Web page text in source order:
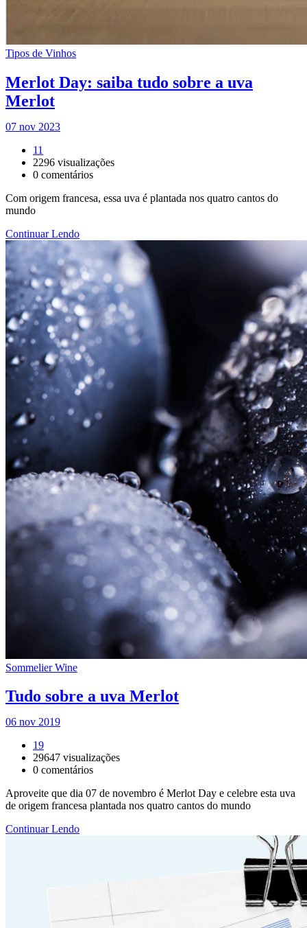
Tipos de Vinhos
Merlot Day: saiba tudo sobre a uva
Merlot
07 nov 2023
11
2296 visualizações
0 comentários
Com origem francesa, essa uva é plantada nos quatro cantos do
mundo
Continuar Lendo
Sommelier Wine
Tudo sobre a uva Merlot
06 nov 2019
19
29647 visualizações
0 comentários
Aproveite que dia 07 de novembro é Merlot Day e celebre esta uva
de origem francesa plantada nos quatro cantos do mundo
Continuar Lendo